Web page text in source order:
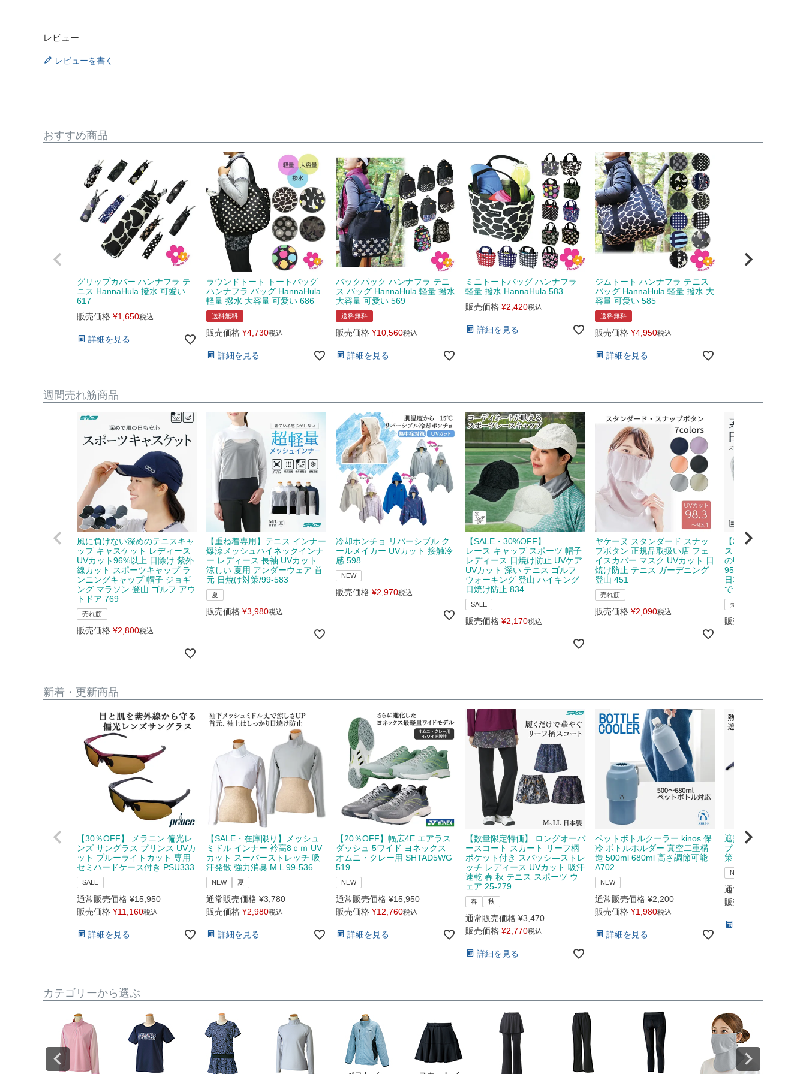
レビュー
レビューを書く
おすすめ商品
グリップカバー ハンナフラ テ
ニス HannaHula 撥水 可愛い
617
販売価格 ¥1,650税込
詳細を見る
ラウンドトート トートバッグ
ハンナフラ バッグ HannaHula
軽量 撥水 大容量 可愛い 686
送料無料
販売価格 ¥4,730税込
詳細を見る
バックパック ハンナフラ テニ
ス バッグ HannaHula 軽量 撥水
大容量 可愛い 569
送料無料
販売価格 ¥10,560税込
詳細を見る
ミニトートバッグ ハンナフラ
軽量 撥水 HannaHula 583
販売価格 ¥2,420税込
詳細を見る
ジムトート ハンナフラ テニス
バッグ HannaHula 軽量 撥水 大
容量 可愛い 585
送料無料
販売価格 ¥4,950税込
詳細を見る
週間売れ筋商品
風に負けない深めのテニスキャ
ップ キャスケット レディース
UVカット96%以上 日除け 紫外
線カット スポーツキャップ ラ
ンニングキャップ 帽子 ジョギ
ング マラソン 登山 ゴルフ アウ
トドア 769
売れ筋
販売価格 ¥2,800税込
【重ね着専用】テニス インナー
爆涼メッシュハイネックインナ
ー レディース 長袖 UVカット
涼しい 夏用 アンダーウェア 首
元 日焼け対策/99-583
夏
販売価格 ¥3,980税込
冷却ポンチョ リバーシブル ク
ールメイカー UVカット 接触冷
感 598
NEW
販売価格 ¥2,970税込
【SALE・30%OFF】
レース キャップ スポーツ 帽子
レディース 日焼け防止 UVケア
UVカット 深い テニス ゴルフ
ウォーキング 登山 ハイキング
日焼け防止 834
SALE
販売価格 ¥2,170税込
ヤケーヌ スタンダード スナッ
プボタン 正規品取扱い店 フェ
イスカバー マスク UVカット 日
焼け防止 テニス ガーデニング
登山 451
売れ筋
販売価格 ¥2,090税込
【3点ゴムでズレに
ス ハンドカバー レ
の甲 日焼け防止 UV
95％ ハンドガード
日本製 ゴルフ 指先
で 278
売れ筋
販売価格
新着・更新商品
【30％OFF】 メラニン 偏光レ
ンズ サングラス プリンス UVカ
ット ブルーライトカット 専用
セミハードケース付き PSU333
SALE
通常販売価格 ¥15,950
販売価格 ¥11,160税込
詳細を見る
【SALE・在庫限り】メッシュ
ミドル インナー 衿高8ｃｍ UV
カット スーパーストレッチ 吸
汗発散 強力消臭 M L 99-536
NEW 夏
通常販売価格 ¥3,780
販売価格 ¥2,980税込
詳細を見る
【20％OFF】幅広4E エアラス
ダッシュ 5ワイド ヨネックス
オムニ・クレー用 SHTAD5WG
519
NEW
通常販売価格 ¥15,950
販売価格 ¥12,760税込
詳細を見る
【数量限定特価】 ロングオーバ
ースコート スカート リーフ柄
ポケット付き スパッシ―ストレ
ッチ レディース UVカット 吸汗
速乾 春 秋 テニス スポーツ ウ
ェア 25-279
春 秋
通常販売価格 ¥3,470
販売価格 ¥2,770税込
詳細を見る
ペットボトルクーラー kinos 保
冷 ボトルホルダー 真空二重構
造 500ml 680ml 高さ調節可能
A702
NEW
通常販売価格 ¥2,200
販売価格 ¥1,980税込
詳細を見る
遮熱メッシュキャッ
プリンス prince 370
策
NEW
通常販売価格
販売価格
カテゴリーから選ぶ